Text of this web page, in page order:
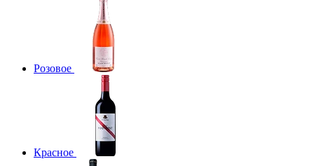
Розовое
Красное